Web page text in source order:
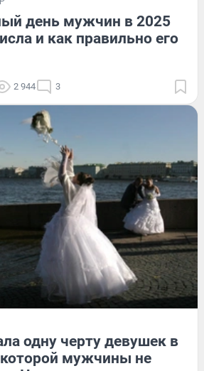
день мужчин в 2025
и как правильно его
2 944 3
одну черту девушек в
которой мужчины не